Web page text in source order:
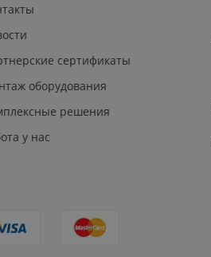
сертификаты
оборудования
решения
у нас